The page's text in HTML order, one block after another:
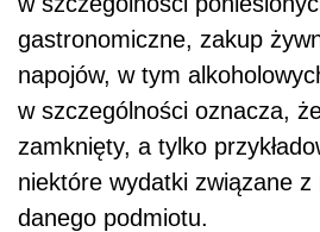
gastronomiczne, zakup
napojów, w tym
w szczególności oznacza,
zamknięty, a tylko
niektóre wydatki związane
danego podmiotu.